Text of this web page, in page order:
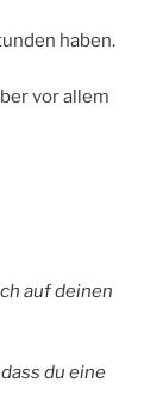
haben.
vor allem
auf deinen
du eine